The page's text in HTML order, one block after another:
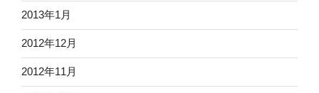
2013年1月
2012年12月
2012年11月